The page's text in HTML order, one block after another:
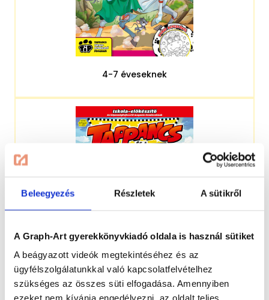
Beleegyezés Részletek A sütikről
A Graph-Art gyerekkönyvkiadó oldala is használ sütiket
A beágyazott videók megtekintéséhez és az
ügyfélszolgálatunkkal való kapcsolatfelvételhez
szükséges az összes süti elfogadása. Amennyiben
ezeket nem kívánja engedélyezni, az oldalt teljes
4-7 éveseknek
4-7 éveseknek